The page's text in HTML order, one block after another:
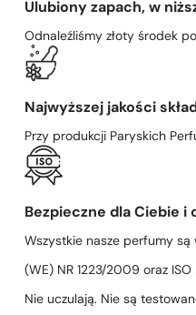
Ulubiony zapach, w
Odnaleźliśmy złoty środek
Najwyższej jakości
Przy produkcji Paryskich
Bezpieczne dla Ciebie i
Wszystkie nasze perfumy
(WE) NR 1223/2009 oraz ISO
Nie uczulają. Nie są